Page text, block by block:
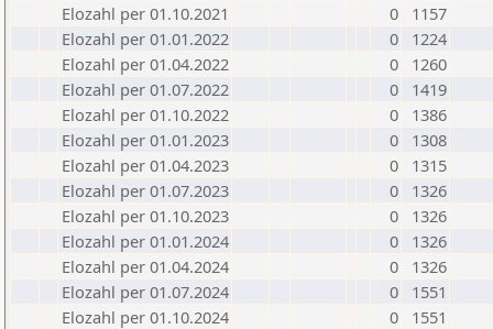
Elozahl per 01.10.2021
0
1157
Elozahl per 01.01.2022
0
1224
Elozahl per 01.04.2022
0
1260
Elozahl per 01.07.2022
0
1419
Elozahl per 01.10.2022
0
1386
Elozahl per 01.01.2023
0
1308
Elozahl per 01.04.2023
0
1315
Elozahl per 01.07.2023
0
1326
Elozahl per 01.10.2023
0
1326
Elozahl per 01.01.2024
0
1326
Elozahl per 01.04.2024
0
1326
Elozahl per 01.07.2024
0
1551
Elozahl per 01.10.2024
0
1551